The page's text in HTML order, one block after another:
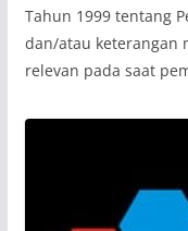
Tahun 1999 tentang
dan/atau keterangan
relevan pada saat